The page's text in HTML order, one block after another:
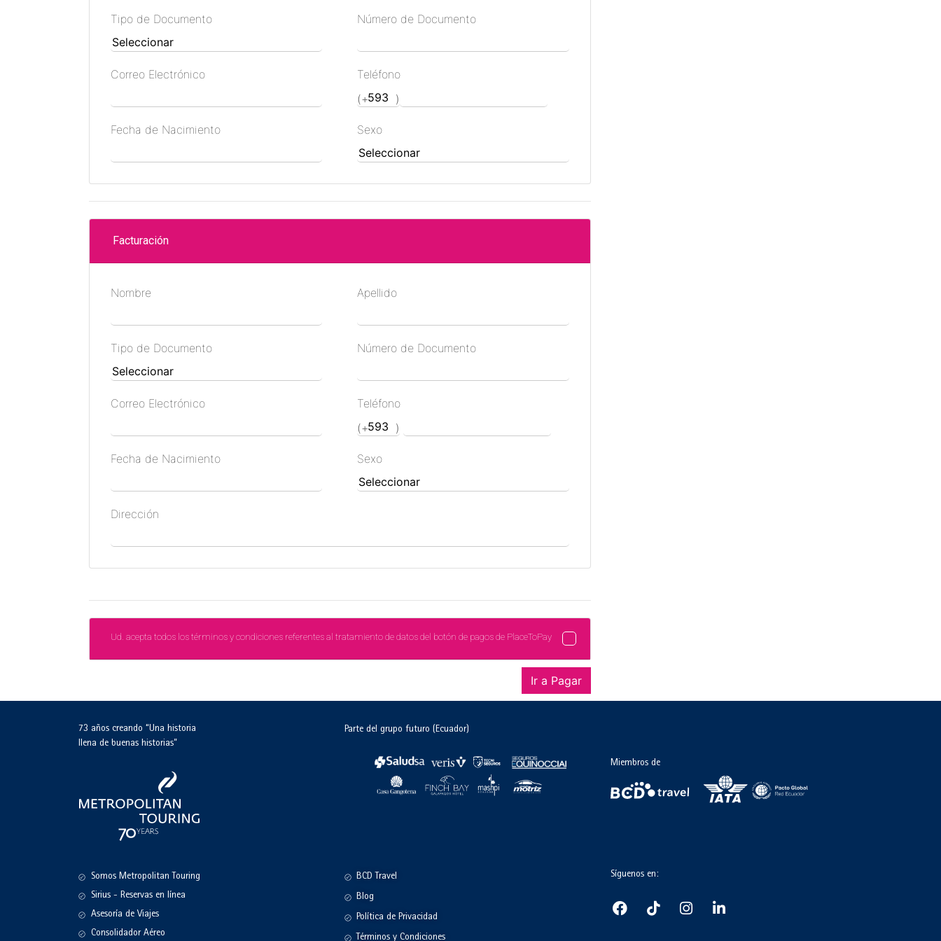
Tipo de Documento Número de Documento
Correo Electrónico Teléfono
Fecha de Nacimiento Sexo
Facturación
Nombre Apellido
Tipo de Documento Número de Documento
Correo Electrónico Teléfono
Fecha de Nacimiento Sexo
Dirección
Ud. acepta todos los términos y condiciones referentes al tratamiento de datos del botón de pagos de PlaceToPay
Ir a Pagar
73 años creando “Una historia
llena de buenas historias”
Parte del grupo futuro (Ecuador)
Miembros de
Somos Metropolitan Touring
Sirius - Reservas en línea
Asesoría de Viajes
Consolidador Aéreo
BCD Travel
Blog
Política de Privacidad
Términos y Condiciones
Síguenos en: